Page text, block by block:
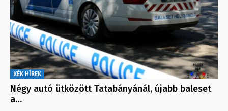
KÉK HÍREK
Négy autó ütközött Tatabányánál, újabb baleset
a…